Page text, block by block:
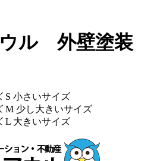
ル 外壁塗装